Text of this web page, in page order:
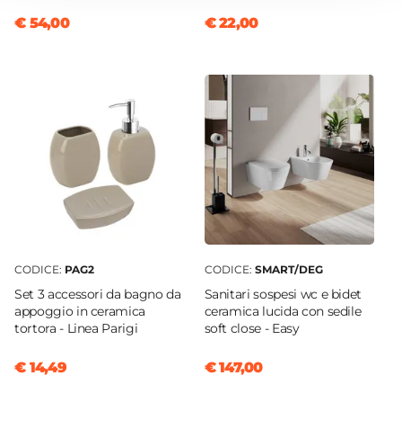
Caratteristiche
Foro Miscelatore
Monoforo
Foro Troppopieno
No
Posizione Vasca
Destra
Sospeso
Staffe Di Sostegno
Incluse
HPL
€ 54,00 € 22,00
CODICE: PAG2
Set 3 accessori da bagno da
appoggio in ceramica
tortora - Linea Parigi
€ 14,49
CODICE: SMART/DEG
Sanitari sospesi wc e bidet
ceramica lucida con sedile
soft close - Easy
€ 147,00